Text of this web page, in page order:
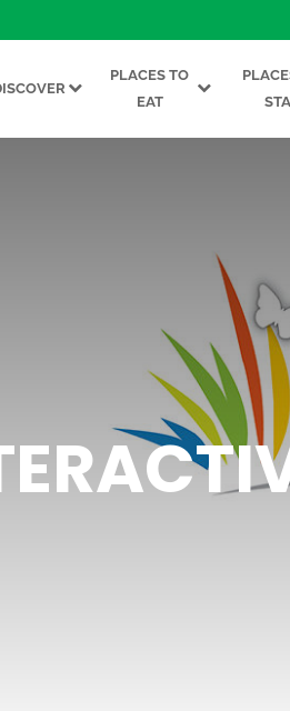
PLACES TO
EAT